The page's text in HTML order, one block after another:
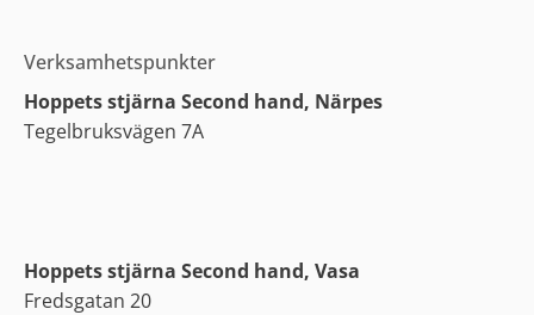
Verksamhetspunkter
Hoppets stjärna Second hand, Närpes
Tegelbruksvägen 7A
Hoppets stjärna Second hand, Vasa
Fredsgatan 20